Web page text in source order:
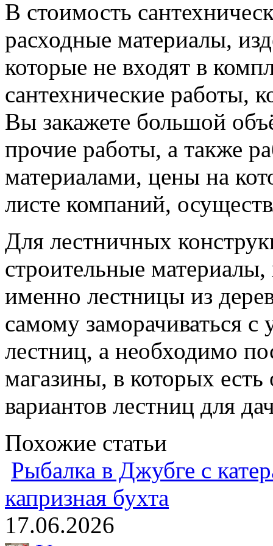
В стоимость
расходные материалы,
которые не входят в
сантехнические работы,
Вы закажете большой
прочие работы, а также
материалами, цены на
листе компаний,
Для лестничных
строительные
именно лестницы из
самому заморачиваться с
лестниц, а необходимо
магазины, в которых
вариантов лестниц для
Похожие статьи
Рыбалка в Джубге с
капризная бухта
17.06.2026